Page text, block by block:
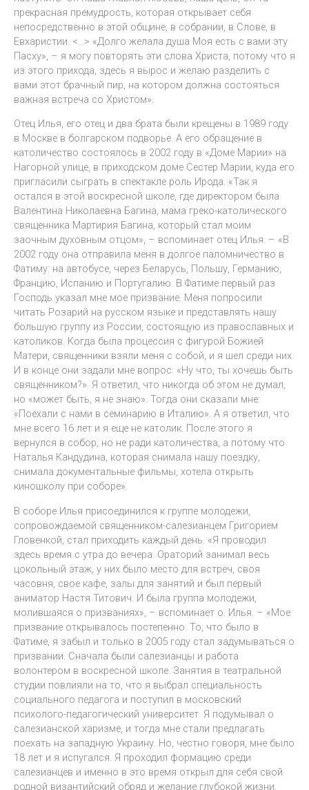
прекрасная премудрость, которая открывает себя
непосредственно в этой общине, в собрании, в Слове, в
Евхаристии. <…> «Долго желала душа Моя есть с вами эту
Пасху», – я могу повторять эти слова Христа, потому что я
из этого прихода, здесь я вырос и желаю разделить с
вами этот брачный пир, на котором должна состояться
важная встреча со Христом».
Отец Илья, его отец и два брата были крещены в 1989 году
в Москве в болгарском подворье. А его обращение в
католичество состоялось в 2002 году в «Доме Марии» на
Нагорной улице, в приходском доме Сестер Марии, куда его
пригласили сыграть в спектакле роль Ирода. «Так я
остался в этой воскресной школе, где директором была
Валентина Николаевна Багина, мама греко-католического
священника Мартирия Багина, который стал моим
заочным духовным отцом», – вспоминает отец Илья. – «В
2002 году она отправила меня в долгое паломничество в
Фатиму: на автобусе, через Беларусь, Польшу, Германию,
Францию, Испанию и Португалию. В Фатиме первый раз
Господь указал мне мое призвание. Меня попросили
читать Розарий на русском языке и представлять нашу
большую группу из России, состоящую из православных и
католиков. Когда была процессия с фигурой Божией
Матери, священники взяли меня с собой, и я шел среди них.
И в конце они задали мне вопрос: «Ну что, ты хочешь быть
священником?». Я ответил, что никогда об этом не думал,
но «может быть, я не знаю». Тогда они сказали мне:
«Поехали с нами в семинарию в Италию». А я ответил, что
мне всего 16 лет и я еще не католик. После этого я
вернулся в собор, но не ради католичества, а потому что
Наталья Кандудина, которая снимала нашу поездку,
снимала документальные фильмы, хотела открыть
киношколу при соборе».
В соборе Илья присоединился к группе молодежи,
сопровождаемой священником-салезианцем Григорием
Гловенкой, стал приходить каждый день. «Я проводил
здесь время с утра до вечера. Ораторий занимал весь
цокольный этаж, у них было место для встреч, своя
часовня, свое кафе, залы для занятий и был первый
аниматор Настя Титович. И была группа молодежи,
молившаяся о призваниях», – вспоминает о. Илья. – «Мое
призвание открывалось постепенно. То, что было в
Фатиме, я забыл и только в 2005 году стал задумываться о
призвании. Сначала были салезианцы и работа
волонтером в воскресной школе. Занятия в театральной
студии повлияли на то, что я выбрал специальность
социального педагога и поступил в московский
психолого-педагогический университет. Я подумывал о
салезианской харизме, и тогда мне стали предлагать
поехать на западную Украину. Но, честно говоря, мне было
18 лет и я испугался. Я проходил формацию среди
салезианцев и именно в это время открыл для себя свой
родной византийский обряд и желание глубокой жизни.